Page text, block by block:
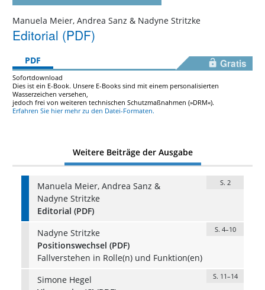
Manuela Meier, Andrea Sanz & Nadyne Stritzke
Editorial (PDF)
PDF Gratis
Sofortdownload
Dies ist ein E-Book. Unsere E-Books sind mit einem personalisierten
Wasserzeichen versehen,
jedoch frei von weiteren technischen Schutzmaßnahmen (»DRM«).
Erfahren Sie hier mehr zu den Datei-Formaten.
Weitere Beiträge der Ausgabe
Manuela Meier, Andrea Sanz &
Nadyne Stritzke
S. 2
Editorial (PDF)
Nadyne Stritzke
S. 4–10
Positionswechsel (PDF)
Fallverstehen in Rolle(n) und Funktion(en)
Simone Hegel
S. 11–14